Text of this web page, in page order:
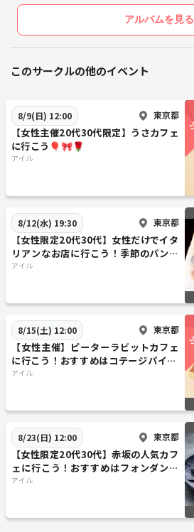
アルバムを見る
このサークルの他のイベント
8/9(日) 12:00 東京都
【女性主催20代30代限定】うさカフェ
に行こう🎈🎀🌹
アイル
8/12(水) 19:30 東京都
【女性限定20代30代】女性だけでイタ
リアンなお店に行こう！季節のパンケ
ーキもあります🍒🍎
アイル
8/15(土) 12:00 東京都
【女性主催】ピーターラビットカフェ
に行こう！おすすめはコテージパイ🐽
🌺🌸
アイル
8/23(日) 12:00 東京都
【女性限定20代30代】赤坂の人気カフ
ェに行こう！おすすめはフォンダンシ
ョコラ🍎🎀🎈
アイル